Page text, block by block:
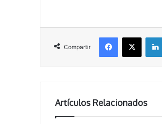
Compartir
X
Artículos Relacionados